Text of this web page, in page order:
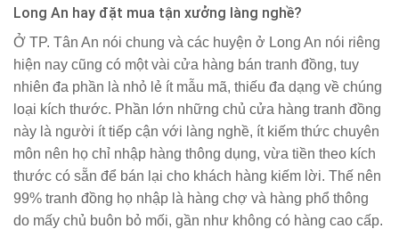
Long An hay đặt mua tận xưởng làng nghề?
Ở TP. Tân An nói chung và các huyện ở Long An nói riêng
hiện nay cũng có một vài cửa hàng bán tranh đồng, tuy
nhiên đa phần là nhỏ lẻ ít mẫu mã, thiếu đa dạng về chúng
loại kích thước. Phần lớn những chủ cửa hàng tranh đồng
này là người ít tiếp cận với làng nghề, ít kiếm thức chuyên
môn nên họ chỉ nhập hàng thông dụng, vừa tiền theo kích
thước có sẵn để bán lại cho khách hàng kiếm lời. Thế nên
99% tranh đồng họ nhập là hàng chợ và hàng phổ thông
do mấy chủ buôn bỏ mối, gần như không có hàng cao cấp.